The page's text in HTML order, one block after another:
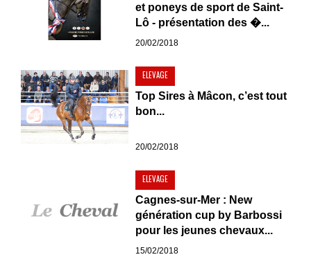
et poneys de sport de Saint-
Lô - présentation des �...
20/02/2018
ELEVAGE
Top Sires à Mâcon, c’est tout
bon...
20/02/2018
ELEVAGE
Cagnes-sur-Mer : New
génération cup by Barbossi
pour les jeunes chevaux...
15/02/2018